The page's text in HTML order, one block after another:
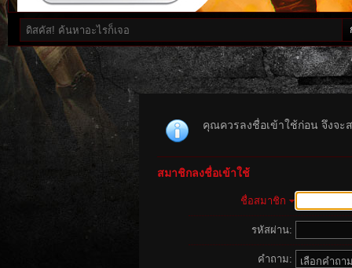
คุณควรลงชื่อเข้าใช้ก่อน จึงจะ
สมาชิกลงชื่อเข้าใช้
ชื่อสมาชิก
รหัสผ่าน:
คำถาม: